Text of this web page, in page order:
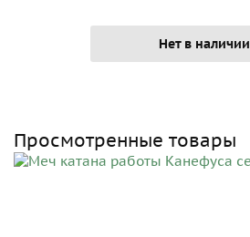
Нет в наличии
Просмотренные товары